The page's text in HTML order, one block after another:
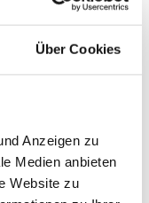
Über Cookies
Anzeigen zu
Medien anbieten
Website zu
A, 24…250 V AC
°C